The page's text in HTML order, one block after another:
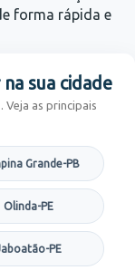
forma rápida e
sua cidade
Veja as principais
Grande-PB
Olinda-PE
PE